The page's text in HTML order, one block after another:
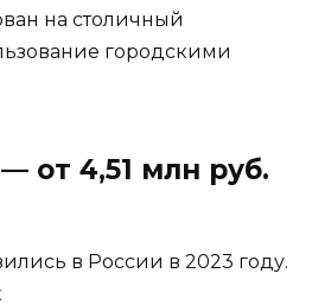
на столичный
городскими
от 4,51 млн руб.